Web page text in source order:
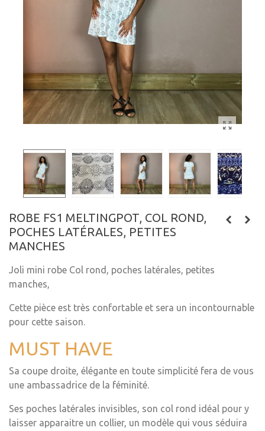
ROBE FS1 MELTINGPOT, COL ROND,
POCHES LATÉRALES, PETITES
MANCHES
Joli mini robe Col rond, poches latérales, petites
manches,
Cette pièce est très confortable et sera un incontournable
pour cette saison.
MUST HAVE
Sa coupe droite, élégante en toute simplicité fera de vous
une ambassadrice de la féminité.
Ses poches latérales invisibles, son col rond idéal pour y
laisser apparaitre un collier, un modèle qui vous séduira